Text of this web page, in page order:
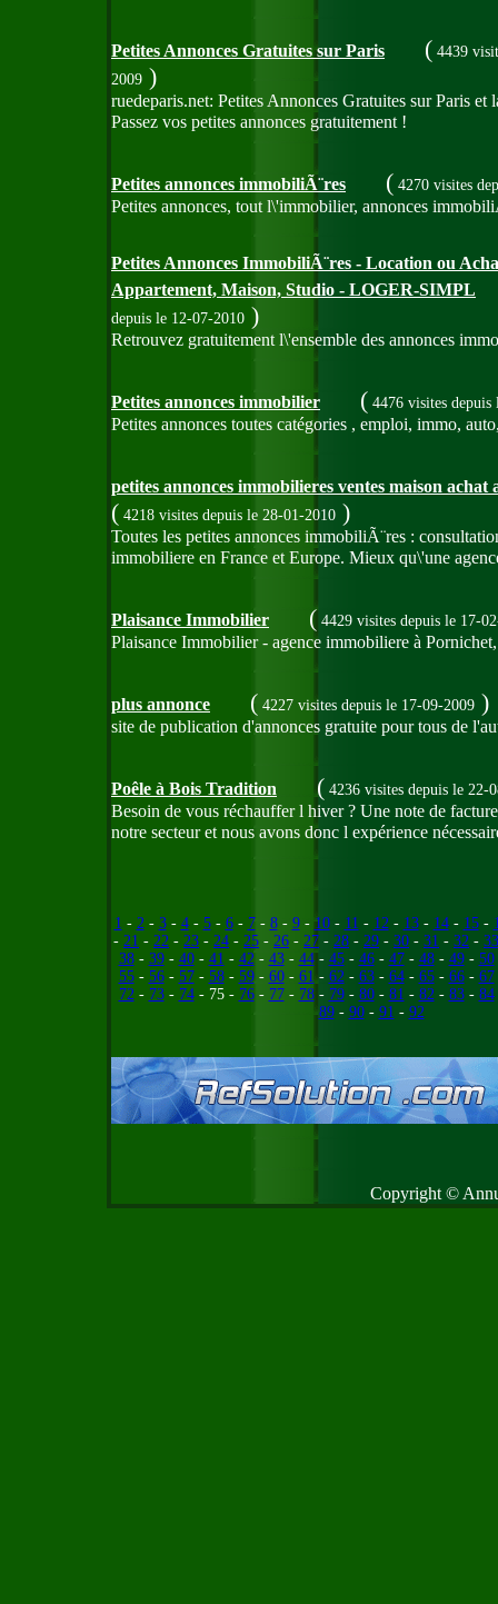
Petites Annonces Gratuites sur Paris ( 4439
2009 )
ruedeparis.net: Petites Annonces Gratuites sur Paris
Passez vos petites annonces gratuitement !
Petites annonces immobiliÃ¨res ( 4270 visites
Petites annonces, tout l\'immobilier, annonces
Petites Annonces ImmobiliÃ¨res - Location ou
Appartement, Maison, Studio - LOGER-SIMPL
depuis le 12-07-2010 )
Retrouvez gratuitement l\'ensemble des annonces
Petites annonces immobilier ( 4476 visites depuis
Petites annonces toutes catégories , emploi, immo,
petites annonces immobilieres ventes maison achat
( 4218 visites depuis le 28-01-2010 )
Toutes les petites annonces immobiliÃ¨res :
immobiliere en France et Europe. Mieux qu\'une
Plaisance Immobilier ( 4429 visites depuis le 17-
Plaisance Immobilier - agence immobiliere à
plus annonce ( 4227 visites depuis le 17-09-2009 )
site de publication d'annonces gratuite pour tous de
Poêle à Bois Tradition ( 4236 visites depuis le 22-
Besoin de vous réchauffer l hiver ? Une note de
notre secteur et nous avons donc l expérience
1 - 2- 3- 4- 5- 6- 7- 8- 9- 10- 11 - 12- 13- 14- 15-
- 21 - 22 - 23 - 24 - 25 - 26 - 27 - 28 - 29 - 30 - 31 - 32 - 33
38- 39- 40- 41 - 42- 43- 44- 45- 46- 47- 48- 49- 50
55- 56- 57- 58- 59- 60- 61- 62- 63- 64- 65- 66- 67
72- 73- 74- 75 - 76- 77- 78- 79- 80- 81 - 82- 83- 84
89- 90- 91 - 92
Copyright ©